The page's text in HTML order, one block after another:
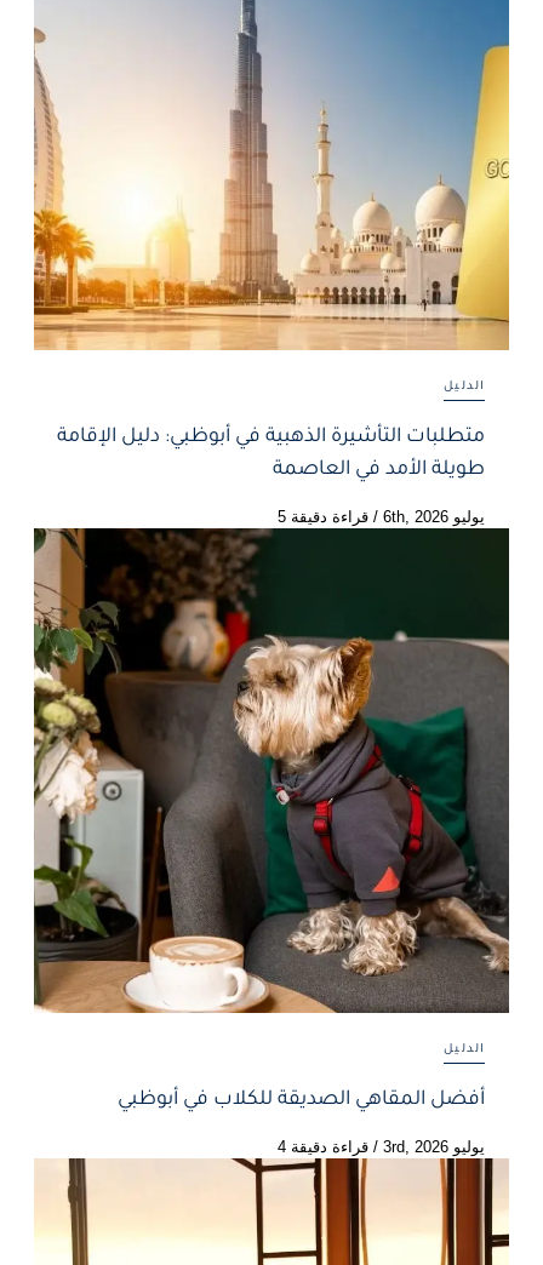
الدليل
متطلبات التأشيرة الذهبية في أبوظبي: دليل الإقامة
طويلة الأمد في العاصمة
يوليو 6th, 2026 / قراءة دقيقة 5
الدليل
أفضل المقاهي الصديقة للكلاب في أبوظبي
يوليو 3rd, 2026 / قراءة دقيقة 4